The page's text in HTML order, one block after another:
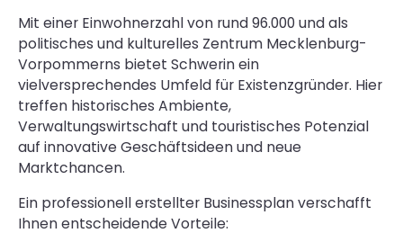
Mit einer Einwohnerzahl von rund 96.000 und als
politisches und kulturelles Zentrum Mecklenburg-
Vorpommerns bietet Schwerin ein
vielversprechendes Umfeld für Existenzgründer. Hier
treffen historisches Ambiente,
Verwaltungswirtschaft und touristisches Potenzial
auf innovative Geschäftsideen und neue
Marktchancen.
Ein professionell erstellter Businessplan verschafft
Ihnen entscheidende Vorteile: